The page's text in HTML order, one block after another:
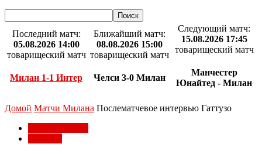
Последний матч:
05.08.2026 14:00
товарищеский матч
Милан 1-1 Интер
Ближайший матч:
08.08.2026 15:00
товарищеский матч
Челси 3-0 Милан
Следующий матч:
15.08.2026 17:45
товарищеский матч
Манчестер
Юнайтед - Милан
Домой Матчи Милана Послематчевое интервью Гаттузо